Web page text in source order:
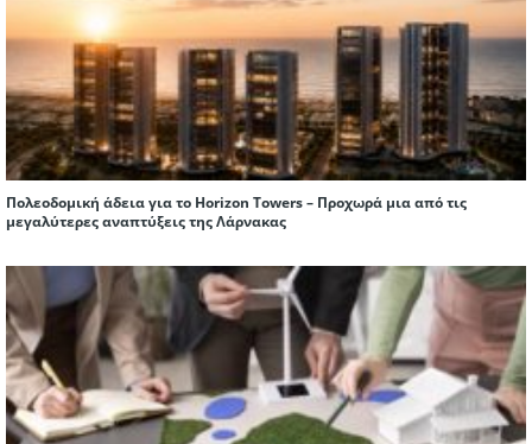
Πολεοδομική άδεια για το Horizon Towers – Προχωρά μια από τις
μεγαλύτερες αναπτύξεις της Λάρνακας